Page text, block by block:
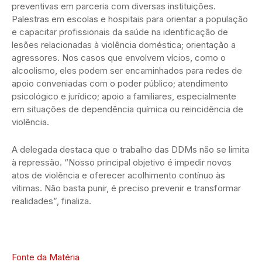
preventivas em parceria com diversas instituições.
Palestras em escolas e hospitais para orientar a população
e capacitar profissionais da saúde na identificação de
lesões relacionadas à violência doméstica; orientação a
agressores. Nos casos que envolvem vícios, como o
alcoolismo, eles podem ser encaminhados para redes de
apoio conveniadas com o poder público; atendimento
psicológico e jurídico; apoio a familiares, especialmente
em situações de dependência química ou reincidência de
violência.
A delegada destaca que o trabalho das DDMs não se limita
à repressão. “Nosso principal objetivo é impedir novos
atos de violência e oferecer acolhimento contínuo às
vítimas. Não basta punir, é preciso prevenir e transformar
realidades”, finaliza.
Fonte da Matéria